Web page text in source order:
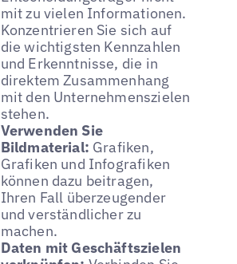
mit zu vielen Informationen.
Konzentrieren Sie sich auf
die wichtigsten Kennzahlen
und Erkenntnisse, die in
direktem Zusammenhang
mit den Unternehmenszielen
stehen.
Verwenden Sie
Bildmaterial: Grafiken,
Grafiken und Infografiken
können dazu beitragen,
Ihren Fall überzeugender
und verständlicher zu
machen.
Daten mit Geschäftszielen